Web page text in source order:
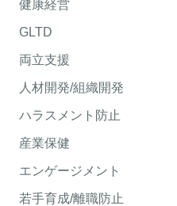
健康経営
GLTD
両立支援
人材開発/組織開発
ハラスメント防止
産業保健
エンゲージメント
若手育成/離職防止